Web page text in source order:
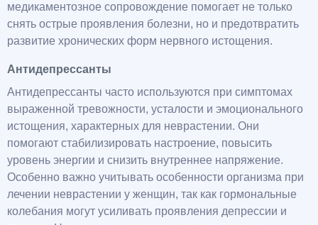
медикаментозное сопровождение помогает не только
снять острые проявления болезни, но и предотвратить
развитие хронических форм нервного истощения.
Антидепрессанты
Антидепрессанты часто используются при симптомах
выраженной тревожности, усталости и эмоционального
истощения, характерных для неврастении. Они
помогают стабилизировать настроение, повысить
уровень энергии и снизить внутреннее напряжение.
Особенно важно учитывать особенности организма при
лечении неврастении у женщин, так как гормональные
колебания могут усиливать проявления депрессии и